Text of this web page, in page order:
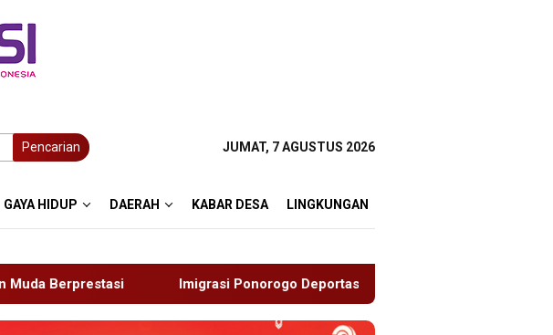
Pencarian JUMAT, 7 AGUSTUS 2026
GAYA HIDUP DAERAH KABAR DESA LINGKUNGAN
Imigrasi Ponorogo Deportasi Satu WN Tiongkok Salahgunakan Ijin Tinggal